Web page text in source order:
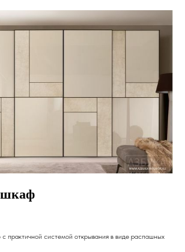
практичной системой открывания в виде распашных